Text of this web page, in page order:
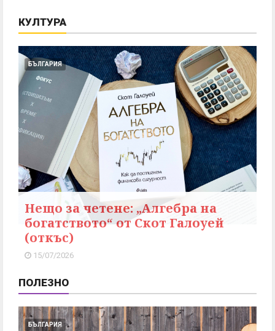
КУЛТУРА
БЪЛГАРИЯ
Нещо за четене: „Алгебра на
богатството“ от Скот Галоуей
(откъс)
15/07/2026
ПОЛЕЗНО
БЪЛГАРИЯ